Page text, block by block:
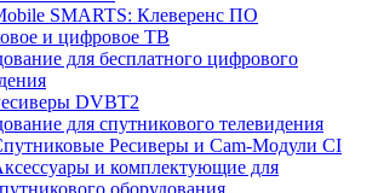
SMARTS: Клеверенс ПО
и цифровое ТВ
для бесплатного цифрового
DVBT2
для спутникового телевидения
Ресиверы и Cam-Модули CI
и комплектующие для